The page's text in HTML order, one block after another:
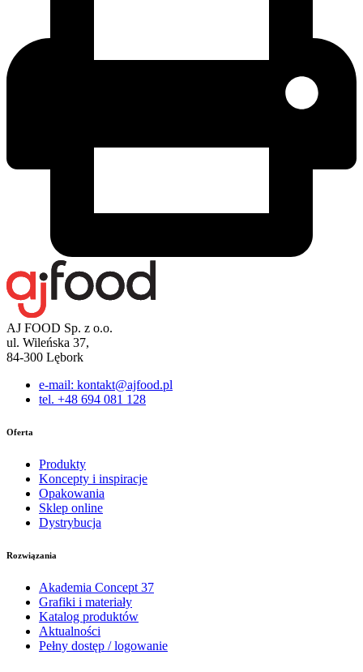
AJ FOOD Sp. z o.o.
ul. Wileńska 37,
84-300 Lębork
e-mail: kontakt@ajfood.pl
tel. +48 694 081 128
Oferta
Produkty
Koncepty i inspiracje
Opakowania
Sklep online
Dystrybucja
Rozwiązania
Akademia Concept 37
Grafiki i materiały
Katalog produktów
Aktualności
Pełny dostęp / logowanie